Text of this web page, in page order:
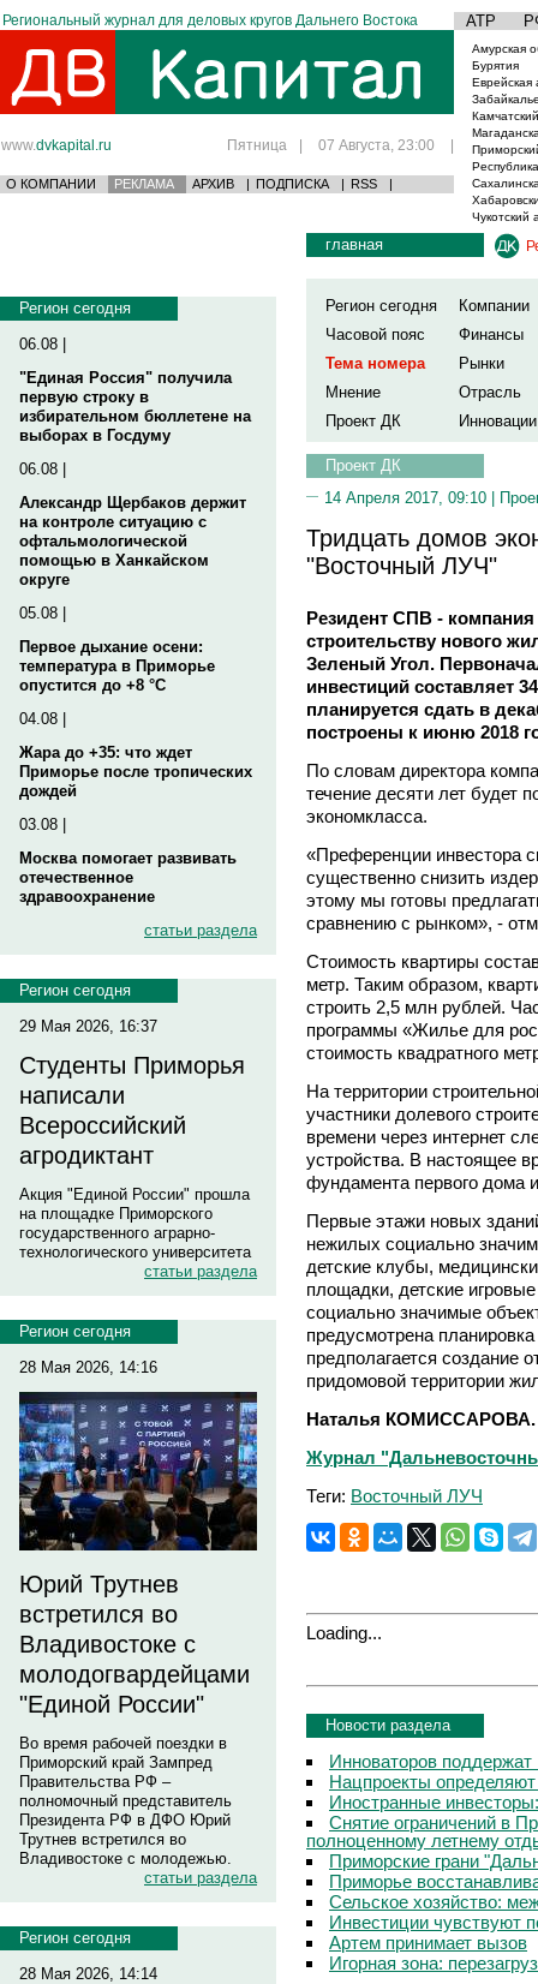
Региональный журнал для деловых кругов Дальнего Востока АТР
www.dvkapital.ru Пятница | 07 Августа, 23:00 |
О КОМПАНИИ РЕКЛАМА АРХИВ | ПОДПИСКА | RSS |
Амурская
Бурятия
Еврейская
Чукотский
Регион сегодня
06.08 |
"Единая Россия" получила
первую строку в
избирательном бюллетене на
выборах в Госдуму
06.08 |
Александр Щербаков держит
на контроле ситуацию с
офтальмологической
помощью в Ханкайском
округе
05.08 |
Первое дыхание осени:
температура в Приморье
опустится до +8 °C
04.08 |
Жара до +35: что ждет
Приморье после тропических
дождей
03.08 |
Москва помогает развивать
отечественное
здравоохранение
статьи раздела
Регион сегодня
29 Мая 2026, 16:37
Студенты Приморья
написали
Всероссийский
агродиктант
Акция "Единой России" прошла
на площадке Приморского
государственного аграрно-
технологического университета
статьи раздела
Регион сегодня
28 Мая 2026, 14:16
Юрий Трутнев
встретился во
Владивостоке с
молодогвардейцами
"Единой России"
Во время рабочей поездки в
Приморский край Зампред
Правительства РФ –
полномочный представитель
Президента РФ в ДФО Юрий
Трутнев встретился во
Владивостоке с молодежью.
статьи раздела
Регион сегодня
28 Мая 2026, 14:14
главная
Регион сегодня
Компании
Часовой пояс
Финансы
Тема номера
Рынки
Мнение
Отрасль
Проект ДК
Инновации
Проект ДК
14 Апреля 2017, 09:10 |
Тридцать домов
"Восточный ЛУЧ"
Резидент СПВ -
строительству нового
Зеленый Угол.
инвестиций составляет
планируется сдать в
построены к июню 2018
По словам директора
течение десяти лет будет
экономкласса.
«Преференции инвестора
существенно снизить
этому мы готовы
сравнению с рынком», -
Стоимость квартиры
метр. Таким образом,
строить 2,5 млн рублей.
программы «Жилье для
стоимость квадратного
На территории
участники долевого
времени через интернет
устройства. В настоящее
фундамента первого дома
Первые этажи новых
нежилых социально
детские клубы,
площадки, детские
социально значимые
предусмотрена
предполагается создание
придомовой территории
Наталья КОМИССАРОВА.
Журнал
Теги: Восточный ЛУЧ
Loading...
Новости раздела
Инноваторов поддержат
Нацпроекты определяют
Иностранные
Снятие ограничений в
полноценному летнему
Приморские грани
Приморье
Сельское хозяйство:
Инвестиции чувствуют
Артем принимает вызов
Игорная зона: